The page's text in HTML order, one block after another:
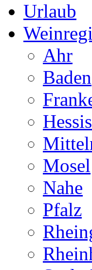
Urlaub
Ahr
Baden
Mosel
Nahe
Pfalz